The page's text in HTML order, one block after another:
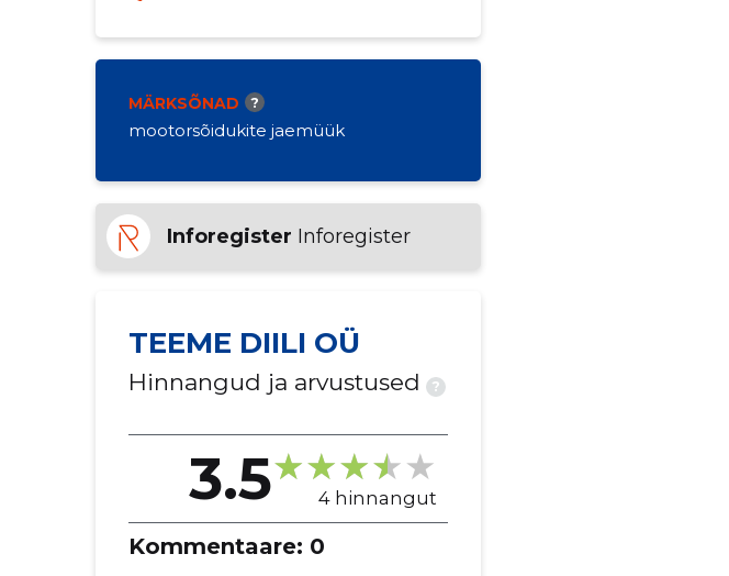
MÄRKSÕNAD ?
mootorsõidukite jaemüük
Inforegister Inforegister
TEEME DIILI OÜ
Hinnangud ja arvustused ?
3.5 4 hinnangut
Kommentaare: 0